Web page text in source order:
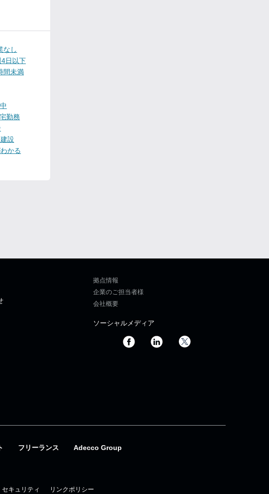
なし
4日以下
間未満
勤務
設
かる
拠点情報
企業のご担当者様
会社概要
ソーシャルメディア
フリーランス Adecco Group
セキュリティ リンクポリシー